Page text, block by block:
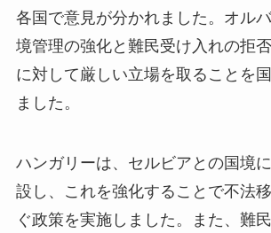
各国で意見が分かれました。オル
境管理の強化と難民受け入れの拒
に対して厳しい立場を取ることを
ました​。
ハンガリーは、セルビアとの国境
設し、これを強化することで不法
ぐ政策を実施しました。また、難